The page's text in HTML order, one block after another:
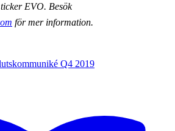
EVO. Besök
för mer information.
Q4 2019